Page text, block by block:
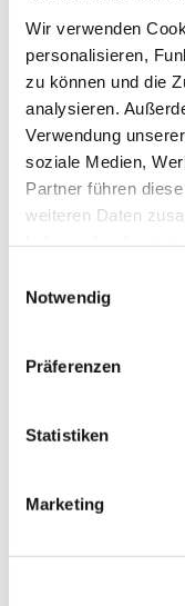
Wir verwenden
personalisieren,
zu können und die
analysieren.
Verwendung
soziale Medien,
Partner führen
weiteren Daten
Notwendig
Präferenzen
Statistiken
Marketing